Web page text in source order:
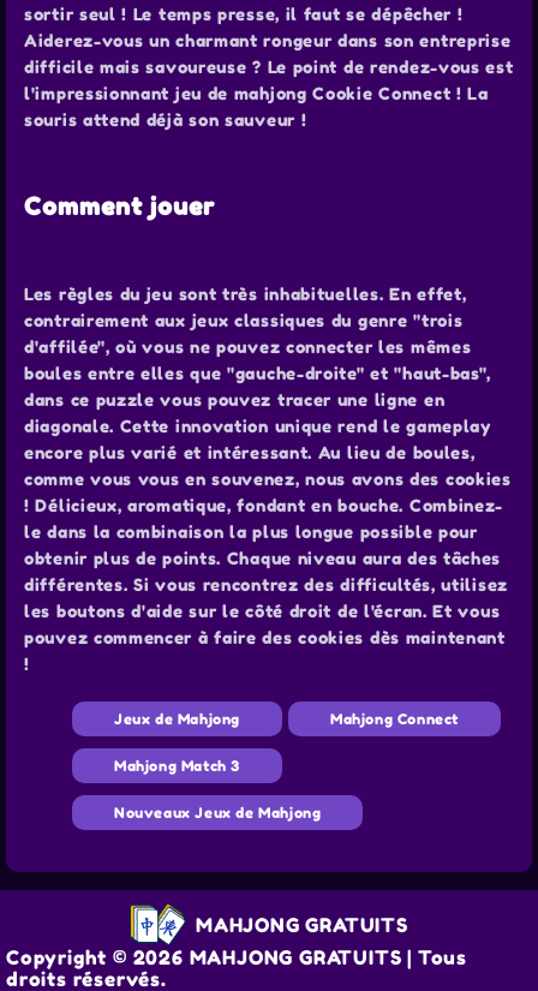
sortir seul ! Le temps presse, il faut se dépêcher !
Aiderez-vous un charmant rongeur dans son entreprise
difficile mais savoureuse ? Le point de rendez-vous est
l'impressionnant jeu de mahjong Cookie Connect ! La
souris attend déjà son sauveur !
Comment jouer
Les règles du jeu sont très inhabituelles. En effet,
contrairement aux jeux classiques du genre "trois
d'affilée", où vous ne pouvez connecter les mêmes
boules entre elles que "gauche-droite" et "haut-bas",
dans ce puzzle vous pouvez tracer une ligne en
diagonale. Cette innovation unique rend le gameplay
encore plus varié et intéressant. Au lieu de boules,
comme vous vous en souvenez, nous avons des cookies
! Délicieux, aromatique, fondant en bouche. Combinez-
le dans la combinaison la plus longue possible pour
obtenir plus de points. Chaque niveau aura des tâches
différentes. Si vous rencontrez des difficultés, utilisez
les boutons d'aide sur le côté droit de l'écran. Et vous
pouvez commencer à faire des cookies dès maintenant
!
Jeux de Mahjong Mahjong Connect
Mahjong Match 3
Nouveaux Jeux de Mahjong
MAHJONG GRATUITS
Copyright © 2026 MAHJONG GRATUITS | Tous
droits réservés.